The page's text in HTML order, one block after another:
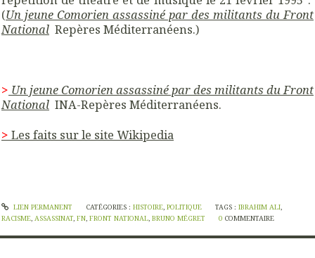
(Un jeune Comorien assassiné par des militants du Front
National Repères Méditerranéens.)
> Un jeune Comorien assassiné par des militants du Front
National INA-Repères Méditerranéens.
> Les faits sur le site Wikipedia
LIEN PERMANENT CATÉGORIES : HISTOIRE, POLITIQUE TAGS : IBRAHIM ALI,
RACISME, ASSASSINAT, FN, FRONT NATIONAL, BRUNO MÉGRET 0 COMMENTAIRE